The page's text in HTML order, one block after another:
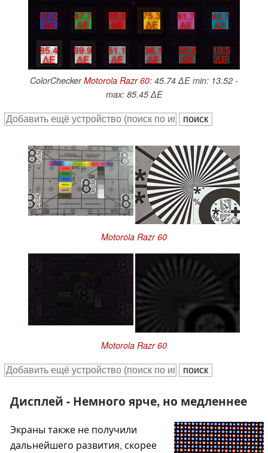
30.2
∆E
47.7
∆E
35.9
∆E
75.3
∆E
41.7
∆E
43.7
∆E
85.4
∆E
69.9
∆E
51.1
∆E
36.1
∆E
23.5
∆E
13.5
∆E
ColorCheckerMotorola Razr 60: 45.74 ∆E min: 13.52 -
max: 85.45 ∆E
Motorola Razr 60
Motorola Razr 60
Дисплей - Немного ярче, но медленнее
Экраны также не получили
дальнейшего развития, скорее